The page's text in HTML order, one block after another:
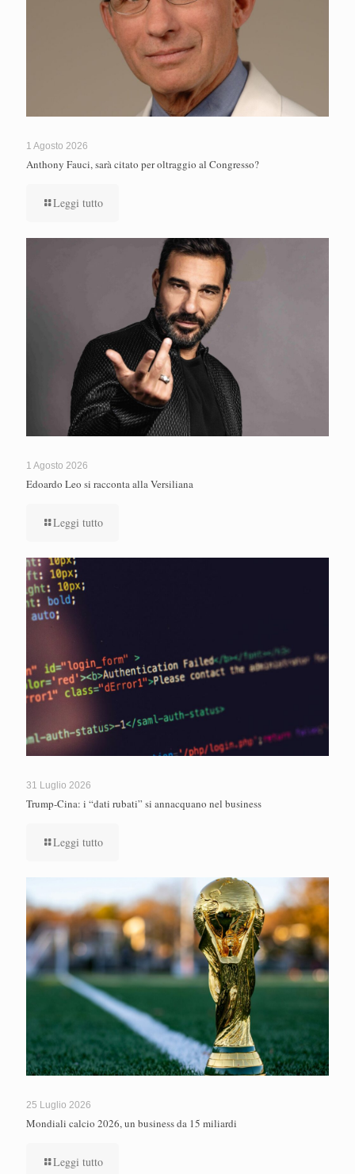
1 Agosto 2026
Anthony Fauci, sarà citato per oltraggio al Congresso?
Leggi tutto
1 Agosto 2026
Edoardo Leo si racconta alla Versiliana
Leggi tutto
31 Luglio 2026
Trump-Cina: i “dati rubati” si annacquano nel business
Leggi tutto
25 Luglio 2026
Mondiali calcio 2026, un business da 15 miliardi
Leggi tutto